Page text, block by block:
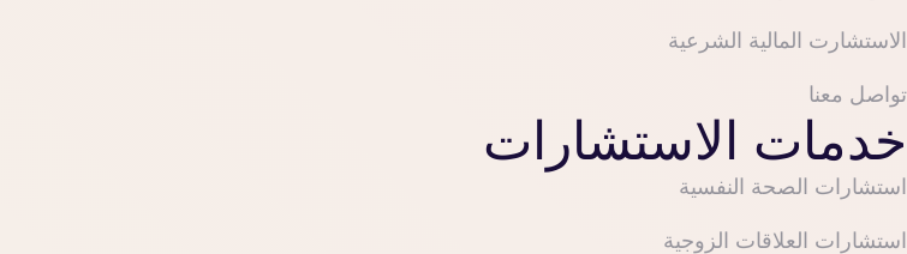
الاستشارت المالية الشرعية
تواصل معنا
خدمات الاستشارات
استشارات الصحة النفسية
استشارات العلاقات الزوجية